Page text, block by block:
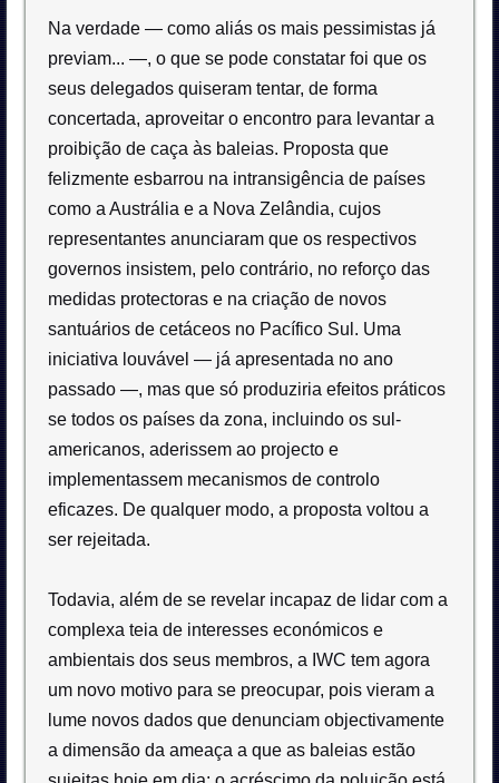
Na verdade — como aliás os mais pessimistas já
previam... —, o que se pode constatar foi que os
seus delegados quiseram tentar, de forma
concertada, aproveitar o encontro para levantar a
proibição de caça às baleias. Proposta que
felizmente esbarrou na intransigência de países
como a Austrália e a Nova Zelândia, cujos
representantes anunciaram que os respectivos
governos insistem, pelo contrário, no reforço das
medidas protectoras e na criação de novos
santuários de cetáceos no Pacífico Sul. Uma
iniciativa louvável — já apresentada no ano
passado —, mas que só produziria efeitos práticos
se todos os países da zona, incluindo os sul-
americanos, aderissem ao projecto e
implementassem mecanismos de controlo
eficazes. De qualquer modo, a proposta voltou a
ser rejeitada.
Todavia, além de se revelar incapaz de lidar com a
complexa teia de interesses económicos e
ambientais dos seus membros, a IWC tem agora
um novo motivo para se preocupar, pois vieram a
lume novos dados que denunciam objectivamente
a dimensão da ameaça a que as baleias estão